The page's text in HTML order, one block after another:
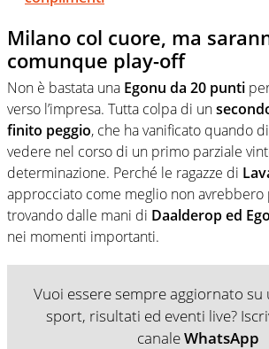
Milano col cuore, ma
comunque play-off
Non è bastata una Egonu da 20 punti
verso l’impresa. Tutta colpa di un
finito peggio, che ha vanificato quando
vedere nel corso di un primo parziale
determinazione. Perché le ragazze di
approcciato come meglio non avrebbero
trovando dalle mani di Daalderop ed
nei momenti importanti.
Vuoi essere sempre aggiornato su
sport, risultati ed eventi live?
canaleWhatsApp